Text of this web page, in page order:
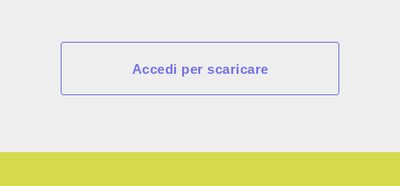
Accedi per scaricare